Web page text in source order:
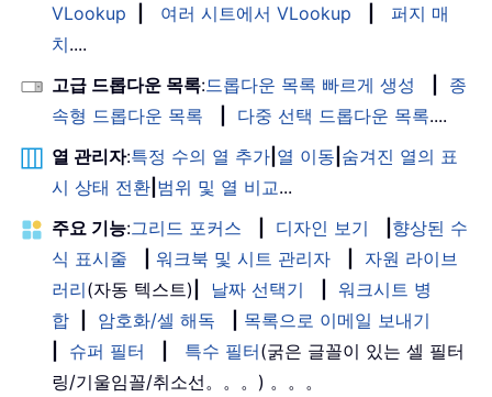
VLookup
여러 시트에서 VLookup
퍼지 매
치....
고급 드롭다운 목록:드롭다운 목록 빠르게 생성
종
속형 드롭다운 목록
다중 선택 드롭다운 목록....
열 관리자:특정 수의 열 추가 열 이동 숨겨진 열의 표
시 상태 전환 범위 및 열 비교...
주요 기능:그리드 포커스 디자인 보기
향상된 수
식 표시줄
워크북 및 시트 관리자
자원 라이브
러리(자동 텍스트) 날짜 선택기
워크시트 병
합
암호화/셀 해독
목록으로 이메일 보내기
슈퍼 필터 특수 필터(굵은 글꼴이 있는 셀 필터
링/기울임꼴/취소선。。。) 。。。